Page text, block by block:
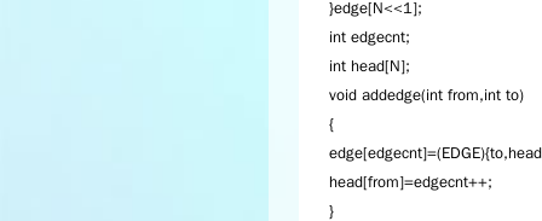
}edge[N<<1];
int edgecnt;
int head[N];
void addedge(int from,int to)
{
head[from]=edgecnt++;
}